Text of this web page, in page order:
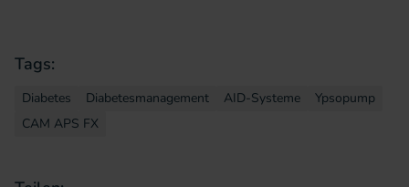
Tags:
Diabetes Diabetesmanagement AID-Systeme
Ypsopump
CAM APS FX